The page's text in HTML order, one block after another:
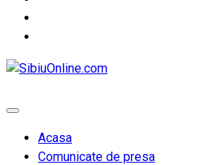
Acasa
Comunicate de presa